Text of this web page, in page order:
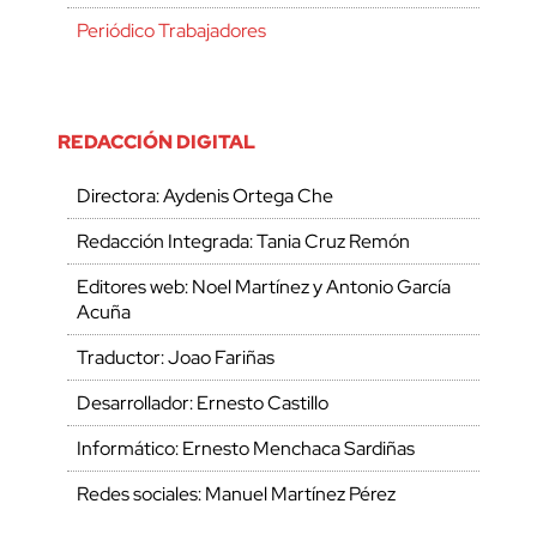
Periódico Trabajadores
REDACCIÓN DIGITAL
Directora: Aydenis Ortega Che
Redacción Integrada: Tania Cruz Remón
Editores web: Noel Martínez y Antonio García
Acuña
Traductor: Joao Fariñas
Desarrollador: Ernesto Castillo
Informático: Ernesto Menchaca Sardiñas
Redes sociales: Manuel Martínez Pérez